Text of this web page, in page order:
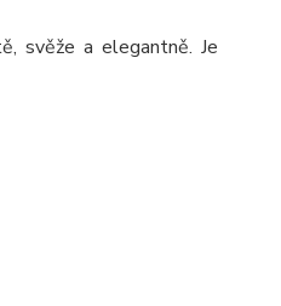
svěže a elegantně. Je